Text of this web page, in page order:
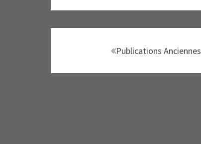
sein
Publications Anciennes